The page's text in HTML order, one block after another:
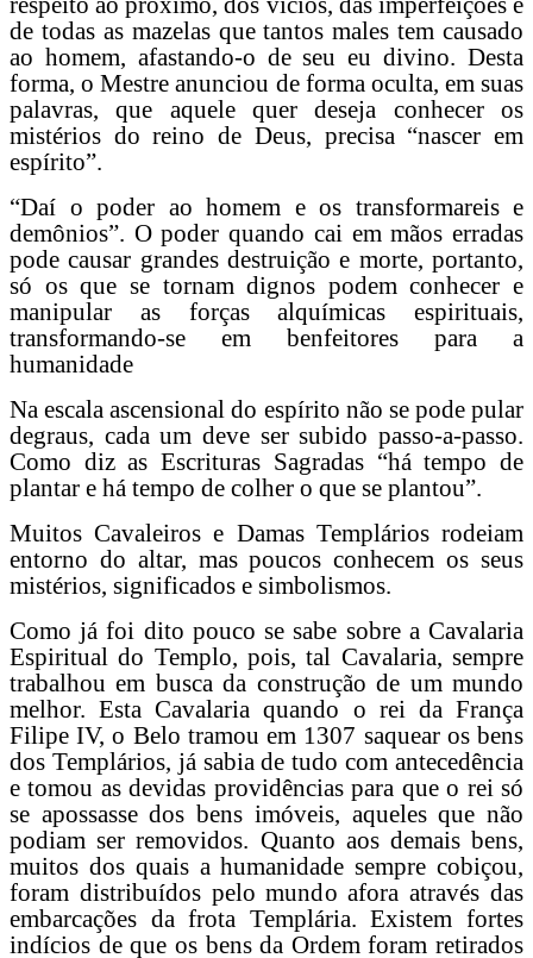
de todas as mazelas que tantos males tem causado
ao homem, afastando-o de seu eu divino. Desta
forma, o Mestre anunciou de forma oculta, em suas
palavras, que aquele quer deseja conhecer os
mistérios do reino de Deus, precisa “nascer em
espírito”.
“Daí o poder ao homem e os transformareis e
demônios”. O poder quando cai em mãos erradas
pode causar grandes destruição e morte, portanto,
só os que se tornam dignos podem conhecer e
manipular as forças alquímicas espirituais,
transformando-se em benfeitores para a
humanidade
Na escala ascensional do espírito não se pode pular
degraus, cada um deve ser subido passo-a-passo.
Como diz as Escrituras Sagradas “há tempo de
plantar e há tempo de colher o que se plantou”.
Muitos Cavaleiros e Damas Templários rodeiam
entorno do altar, mas poucos conhecem os seus
mistérios, significados e simbolismos.
Como já foi dito pouco se sabe sobre a Cavalaria
Espiritual do Templo, pois, tal Cavalaria, sempre
trabalhou em busca da construção de um mundo
melhor. Esta Cavalaria quando o rei da França
Filipe IV, o Belo tramou em 1307 saquear os bens
dos Templários, já sabia de tudo com antecedência
e tomou as devidas providências para que o rei só
se apossasse dos bens imóveis, aqueles que não
podiam ser removidos. Quanto aos demais bens,
muitos dos quais a humanidade sempre cobiçou,
foram distribuídos pelo mundo afora através das
embarcações da frota Templária. Existem fortes
indícios de que os bens da Ordem foram retirados